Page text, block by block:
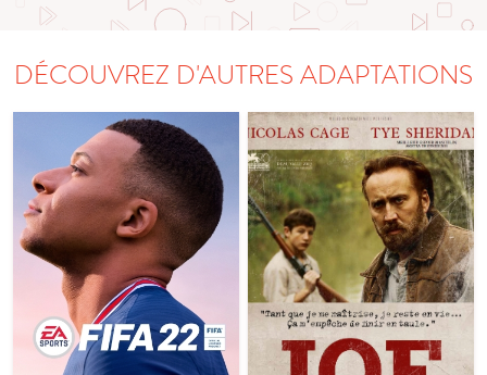
DÉCOUVREZ D'AUTRES ADAPTATIONS